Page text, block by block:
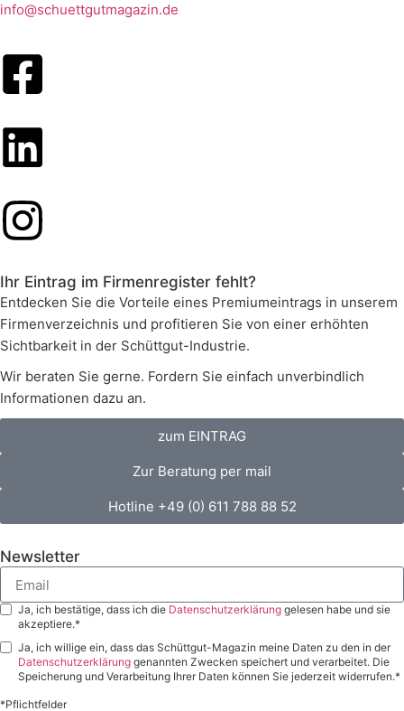
info@schuettgutmagazin.de
Ihr Eintrag im Firmenregister fehlt?
Entdecken Sie die Vorteile eines Premiumeintrags in unserem
Firmenverzeichnis und profitieren Sie von einer erhöhten
Sichtbarkeit in der Schüttgut-Industrie.
Wir beraten Sie gerne. Fordern Sie einfach unverbindlich
Informationen dazu an.
zum EINTRAG
Zur Beratung per mail
Hotline +49 (0) 611 788 88 52
Newsletter
Ja, ich bestätige, dass ich die Datenschutzerklärung gelesen habe und sie
akzeptiere.*
Ja, ich willige ein, dass das Schüttgut-Magazin meine Daten zu den in der
Datenschutzerklärung genannten Zwecken speichert und verarbeitet. Die
Speicherung und Verarbeitung Ihrer Daten können Sie jederzeit widerrufen.*
*Pflichtfelder